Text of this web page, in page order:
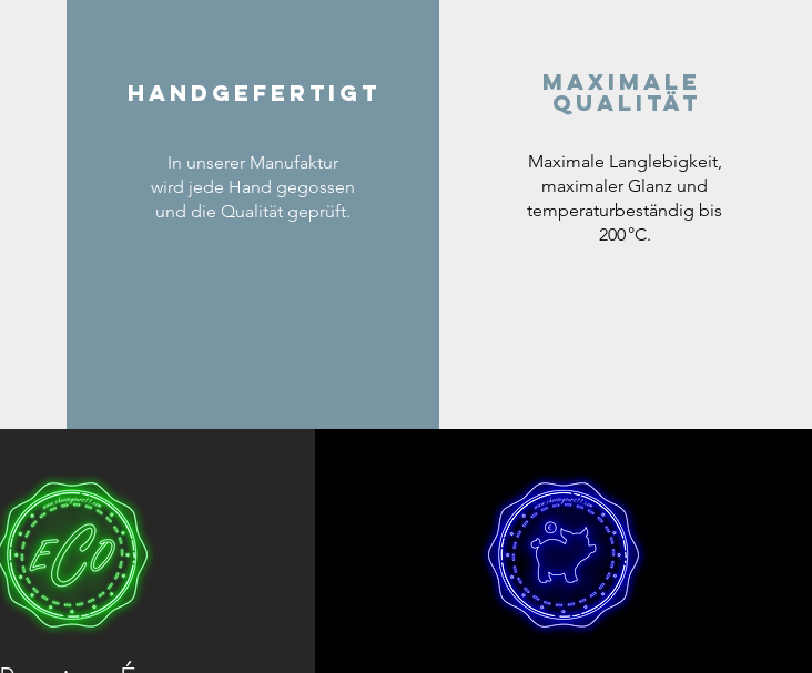
Handgefertigt
In unserer Manufaktur
wird jede Hand gegossen
und die Qualität geprüft.
Maximale
Qualität
Maximale Langlebigkeit,
maximaler Glanz und
temperaturbeständig bis
200 °C.